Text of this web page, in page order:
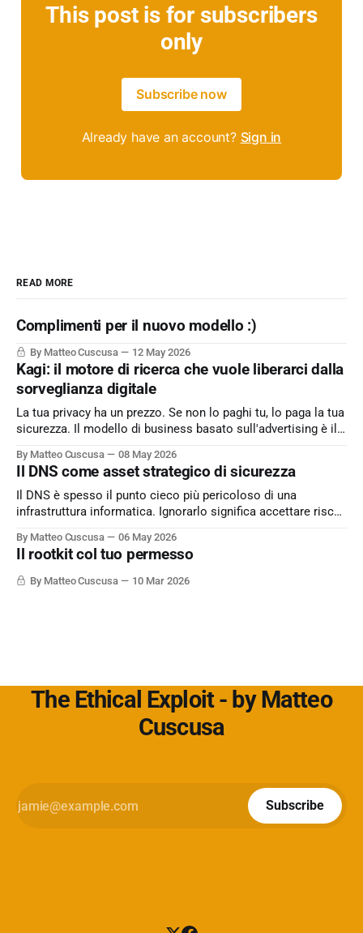
This post is for subscribers
only
Subscribe now
Already have an account? Sign in
READ MORE
Complimenti per il nuovo modello :)
By Matteo Cuscusa 12 May 2026
Kagi: il motore di ricerca che vuole liberarci dalla
sorveglianza digitale
La tua privacy ha un prezzo. Se non lo paghi tu, lo paga la tua
sicurezza. Il modello di business basato sull'advertising è il
motore di ricerca un servizio dove l'utente è il cliente
By Matteo Cuscusa 08 May 2026
Il DNS come asset strategico di sicurezza
Il DNS è spesso il punto cieco più pericoloso di una
infrastruttura informatica. Ignorarlo significa accettare rischi
semplicemente per non aver messo in discussione un
default. L'approfondimento nel mio articolo su
Cybersecurity360 - Nextwork360:
By Matteo Cuscusa 06 May 2026
Il rootkit col tuo permesso
By Matteo Cuscusa 10 Mar 2026
The Ethical Exploit - by Matteo
Cuscusa
Subscribe